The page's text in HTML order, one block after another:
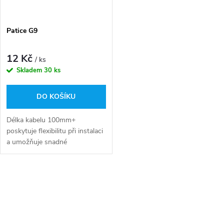
Patice G9
12 Kč/ ks
Skladem 30 ks
DO KOŠÍKU
Délka kabelu 100mm+
poskytuje flexibilitu při instalaci
a umožňuje snadné
přizpůsobení různým designům